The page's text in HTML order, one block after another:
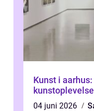
Kunst i
04 juni 2026